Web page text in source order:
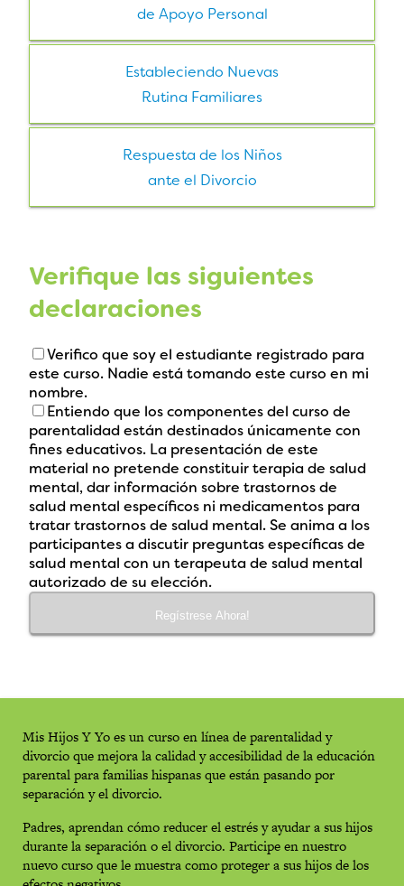
de Apoyo Personal
Estableciendo Nuevas
Rutina Familiares
Respuesta de los Niños
ante el Divorcio
Verifique las siguientes
declaraciones
Verifico que soy el estudiante registrado para
este curso. Nadie está tomando este curso en mi
nombre.
Entiendo que los componentes del curso de
parentalidad están destinados únicamente con
fines educativos. La presentación de este
material no pretende constituir terapia de salud
mental, dar información sobre trastornos de
salud mental específicos ni medicamentos para
tratar trastornos de salud mental. Se anima a los
participantes a discutir preguntas específicas de
salud mental con un terapeuta de salud mental
autorizado de su elección.
Regístrese Ahora!
Mis Hijos Y Yo es un curso en línea de parentalidad y
divorcio que mejora la calidad y accesibilidad de la educación
parental para familias hispanas que están pasando por
separación y el divorcio.
Padres, aprendan cómo reducer el estrés y ayudar a sus hijos
durante la separación o el divorcio. Participe en nuestro
nuevo curso que le muestra como proteger a sus hijos de los